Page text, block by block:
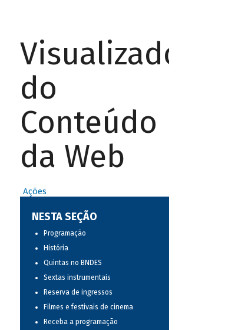
Visualizador
do
Conteúdo
da Web
Ações
NESTA SEÇÃO
Programação
História
Quintas no BNDES
Sextas instrumentais
Reserva de ingressos
Filmes e festivais de cinema
Receba a programação